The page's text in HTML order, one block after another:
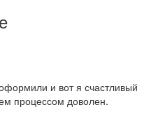
и вот я счастливый
процессом доволен.